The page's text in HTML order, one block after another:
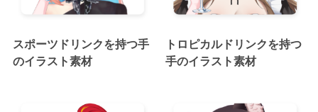
スポーツドリンクを持つ手
のイラスト素材
トロピカルドリンクを持つ
手のイラスト素材